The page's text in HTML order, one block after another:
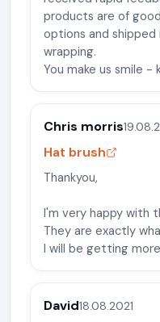
products are of
options and shipped
wrapping.
You make us smile -
Chris morris
Hat brush
Thankyou,
I'm very happy with
They are exactly
I will be getting
David18.08.2021